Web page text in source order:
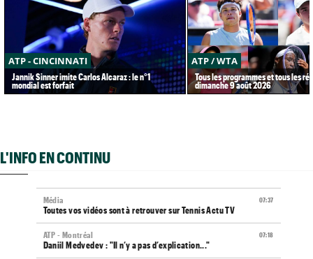
ATP - CINCINNATI
Jannik Sinner imite Carlos Alcaraz : le n°1
mondial est forfait
ATP / WTA
Tous les programmes et tous les
dimanche 9 août 2026
L'INFO EN CONTINU
07:37
Média
Toutes vos vidéos sont à retrouver sur Tennis Actu TV
07:18
ATP - Montréal
Daniil Medvedev : "Il n’y a pas d’explication..."